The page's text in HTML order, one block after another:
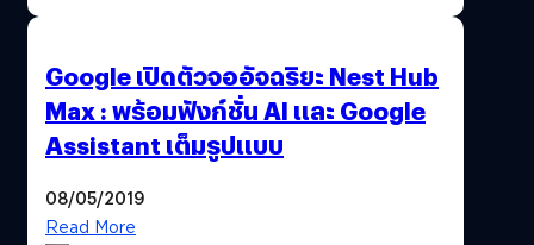
Google เปิดตัวจออัจฉริยะ Nest Hub
Max : พร้อมฟังก์ชั่น AI และ Google
Assistant เต็มรูปแบบ
08/05/2019
Read More